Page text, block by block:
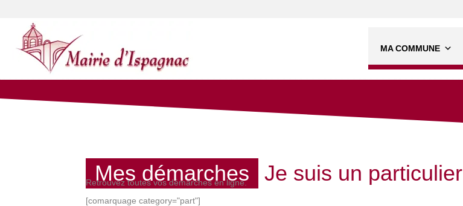
MA COMMUNE
Mes démarches Je suis un particulier
Retrouvez toutes vos démarches en ligne.
[comarquage category="part"]